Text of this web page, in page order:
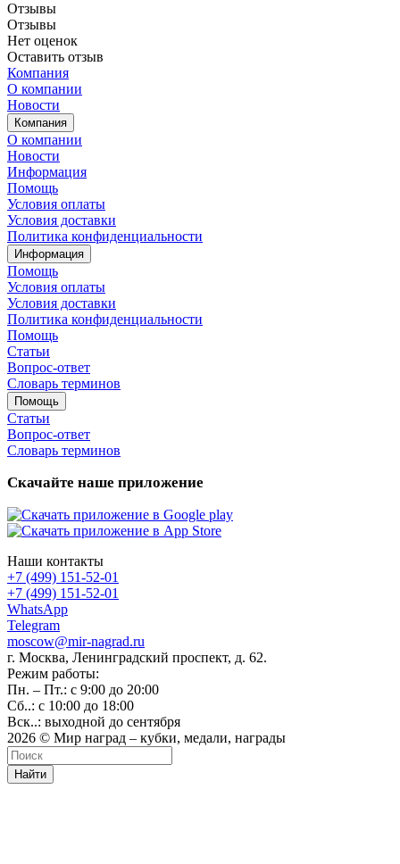
Отзывы
Отзывы
Нет оценок
Оставить отзыв
Компания
О компании
Новости
Компания
О компании
Новости
Информация
Помощь
Условия оплаты
Условия доставки
Политика конфиденциальности
Информация
Помощь
Условия оплаты
Условия доставки
Политика конфиденциальности
Помощь
Статьи
Вопрос-ответ
Словарь терминов
Помощь
Статьи
Вопрос-ответ
Словарь терминов
Скачайте наше приложение
Наши контакты
+7 (499) 151-52-01
+7 (499) 151-52-01
WhatsApp
Telegram
moscow@mir-nagrad.ru
г. Москва, Ленинградский проспект, д. 62.
Режим работы:
Пн. – Пт.: с 9:00 до 20:00
Сб..: с 10:00 до 18:00
Вск..: выходной до сентября
2026 © Мир наград – кубки, медали, награды
Найти